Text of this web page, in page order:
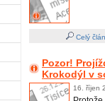
Celý
Pozor!
Krokodýl v
16. říjen